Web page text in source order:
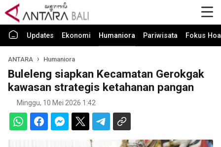
Updates Ekonomi Humaniora Pariwisata Fokus
ANTARA Humaniora
Buleleng siapkan Kecamatan Gerokgak
kawasan strategis ketahanan pangan
Minggu, 10 Mei 2026 1:42